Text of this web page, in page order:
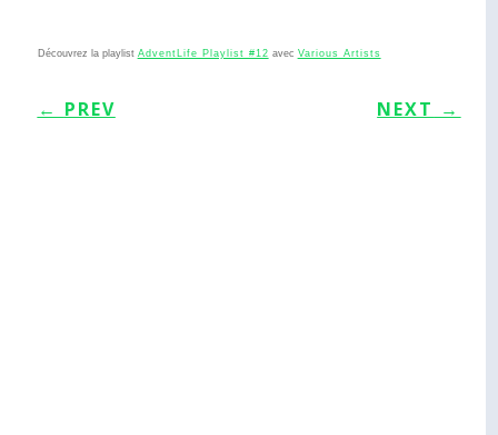
Découvrez la playlist AdventLife Playlist #12 avec Various Artists
← PREV NEXT →